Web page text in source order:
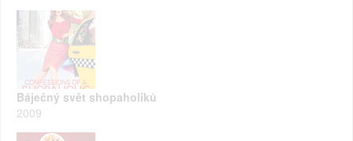
Báječný svět shopaholiků
2009